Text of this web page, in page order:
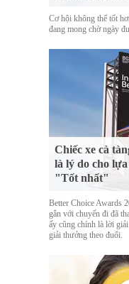
Cơ hội không thể tốt
đang mong chờ ngày
Chiếc xe cà
là lý do cho
"Tốt nhất"
Better Choice Awards
gắn với chuyến đi đã
ấy cũng chính là lời
giải thưởng theo đuổi.